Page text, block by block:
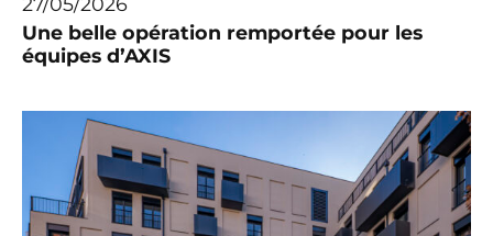
Une belle opération remportée pour les
équipes d’AXIS